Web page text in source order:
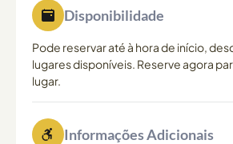
Disponibilidade
Pode reservar até à hora de início,
lugares disponíveis. Reserve agora
lugar.
Informações Adicionais